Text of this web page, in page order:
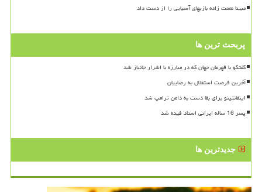
مبینا نعمت زاده بازیهای آسیایی را از دست داد
پربحث ترین ها
گفتگو با قهرمان جهان که در مبارزه با اشرار جانباز شد
آخرین فرصت استقلال به رضاییان
اینفانتینو برای بقا دست به دامن ترامپ شد
پسر 16 ساله ایرانی استاد فیده شد
جدیدترین ها